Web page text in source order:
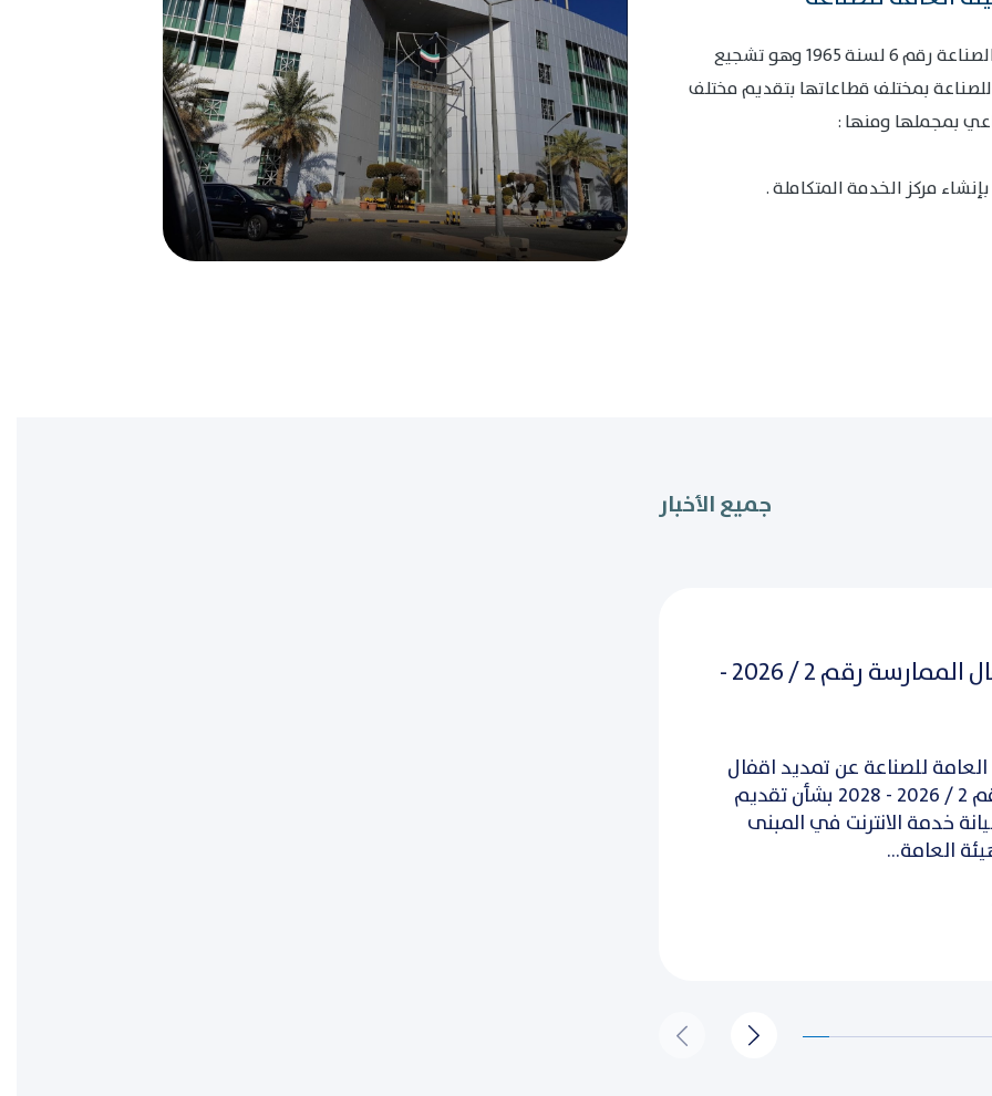
انطلاقا من الهدف المنصوص عليه في قانون الصناعة رقم 6 لسنة 1965 وهو تشجيع
بمختلف قطاعاتها بتقديم مختلف
بمجملها ومنها :
مركز الخدمة المتكاملة .
جميع الأخبار
تمديد اقفال الممارسة رقم 2 / 2026 -
للصناعة عن تمديد اقفال
الممارسة رقم 2 / 2026 - 2028 بشأن تقديم
خدمة الانترنت في المبنى
العامة...